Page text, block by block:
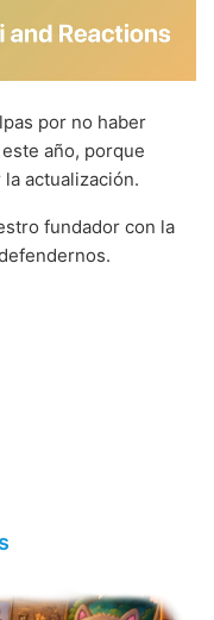
por no haber
año, porque
actualización.
fundador con la